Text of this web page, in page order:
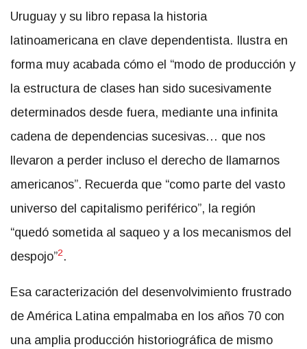
Uruguay y su libro repasa la historia
latinoamericana en clave dependentista. Ilustra en
forma muy acabada cómo el “modo de producción y
la estructura de clases han sido sucesivamente
determinados desde fuera, mediante una infinita
cadena de dependencias sucesivas… que nos
llevaron a perder incluso el derecho de llamarnos
americanos”. Recuerda que “como parte del vasto
universo del capitalismo periférico”, la región
“quedó sometida al saqueo y a los mecanismos del
despojo”2.
Esa caracterización del desenvolvimiento frustrado
de América Latina empalmaba en los años 70 con
una amplia producción historiográfica de mismo